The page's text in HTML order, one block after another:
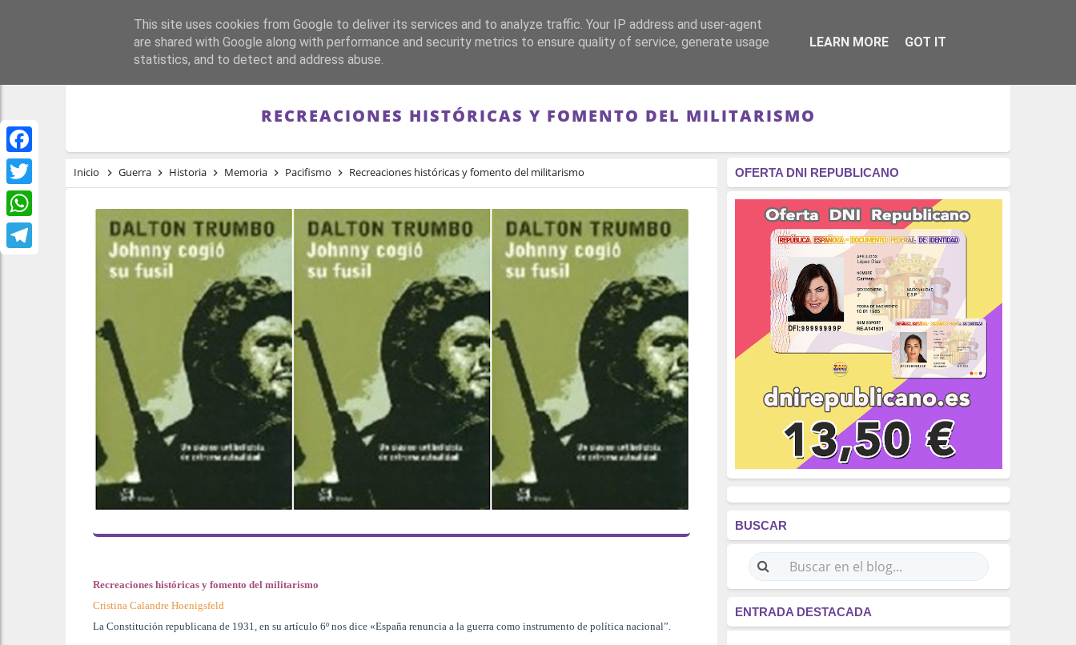
Facebook
Twitter
WhatsApp
PORTADA REPÚBLICA FRANQUISMO GUERRA DE ESPAÑA MEMORIA RÉGIMEN - MONARQUÍA
RECREACIONES HISTÓRICAS Y FOMENTO DEL MILITARISMO
Inicio Guerra Historia Memoria Pacifismo Recreaciones históricas y fomento del militarismo
Recreaciones históricas y fomento del militarismo
Cristina Calandre Hoenigsfeld
La Constitución republicana de 1931, en su artículo 6º nos dice «España renuncia a la guerra como instrumento de política nacional”.
OFERTA DNI REPUBLICANO
BUSCAR
ENTRADA DESTACADA
This site uses cookies from Google to deliver its services and to analyze traffic. Your IP address and user-agent
are shared with Google along with performance and security metrics to ensure quality of service, generate usage
statistics, and to detect and address abuse.
LEARN MORE GOT IT